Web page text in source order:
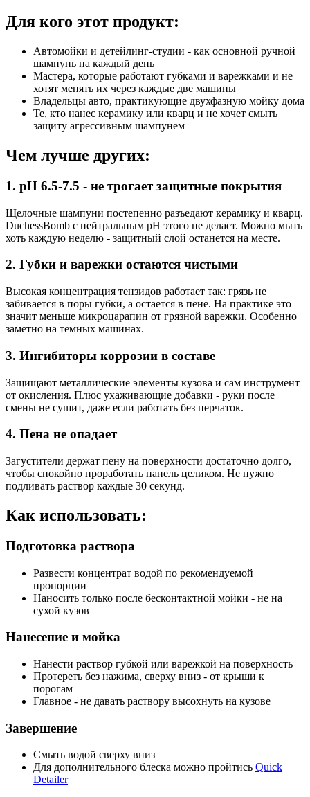
Для кого этот продукт:
Автомойки и детейлинг-студии - как основной ручной
шампунь на каждый день
Мастера, которые работают губками и варежками и не
хотят менять их через каждые две машины
Владельцы авто, практикующие двухфазную мойку дома
Те, кто нанес керамику или кварц и не хочет смыть
защиту агрессивным шампунем
Чем лучше других:
1. pH 6.5-7.5 - не трогает защитные покрытия
Щелочные шампуни постепенно разъедают керамику и кварц.
DuchessBomb с нейтральным pH этого не делает. Можно мыть
хоть каждую неделю - защитный слой останется на месте.
2. Губки и варежки остаются чистыми
Высокая концентрация тензидов работает так: грязь не
забивается в поры губки, а остается в пене. На практике это
значит меньше микроцарапин от грязной варежки. Особенно
заметно на темных машинах.
3. Ингибиторы коррозии в составе
Защищают металлические элементы кузова и сам инструмент
от окисления. Плюс ухаживающие добавки - руки после
смены не сушит, даже если работать без перчаток.
4. Пена не опадает
Загустители держат пену на поверхности достаточно долго,
чтобы спокойно проработать панель целиком. Не нужно
подливать раствор каждые 30 секунд.
Как использовать:
Подготовка раствора
Развести концентрат водой по рекомендуемой
пропорции
Наносить только после бесконтактной мойки - не на
сухой кузов
Нанесение и мойка
Нанести раствор губкой или варежкой на поверхность
Протереть без нажима, сверху вниз - от крыши к
порогам
Главное - не давать раствору высохнуть на кузове
Завершение
Смыть водой сверху вниз
Для дополнительного блеска можно пройтись Quick
Detailer